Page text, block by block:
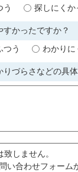
う 探しにくか
すかったですか？
つう わかりに
づらさなどの具
しません。
い合わせフォーム